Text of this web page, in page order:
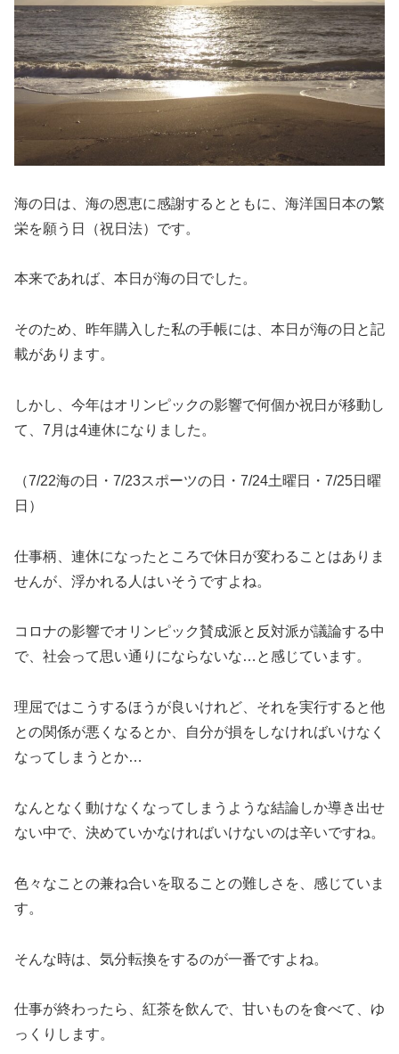
海の日は、海の恩恵に感謝するとともに、海洋国日本の繁
栄を願う日（祝日法）です。
本来であれば、本日が海の日でした。
そのため、昨年購入した私の手帳には、本日が海の日と記
載があります。
しかし、今年はオリンピックの影響で何個か祝日が移動し
て、7月は4連休になりました。
（7/22海の日・7/23スポーツの日・7/24土曜日・7/25日曜
日）
仕事柄、連休になったところで休日が変わることはありま
せんが、浮かれる人はいそうですよね。
コロナの影響でオリンピック賛成派と反対派が議論する中
で、社会って思い通りにならないな…と感じています。
理屈ではこうするほうが良いけれど、それを実行すると他
との関係が悪くなるとか、自分が損をしなければいけなく
なってしまうとか…
なんとなく動けなくなってしまうような結論しか導き出せ
ない中で、決めていかなければいけないのは辛いですね。
色々なことの兼ね合いを取ることの難しさを、感じていま
す。
そんな時は、気分転換をするのが一番ですよね。
仕事が終わったら、紅茶を飲んで、甘いものを食べて、ゆ
っくりします。